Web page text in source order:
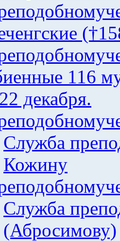
116
декабря.
Служба
Кожину
Служба
(Абросимову)